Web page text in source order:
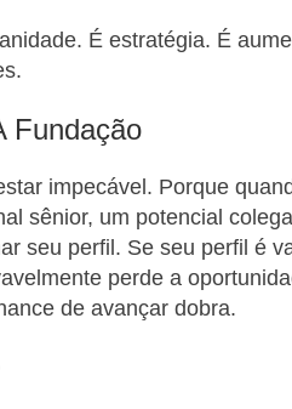
É estratégia. É
Fundação
impecável. Porque
sênior, um potencial
seu perfil. Se seu perfil é
perde a
de avançar dobra.